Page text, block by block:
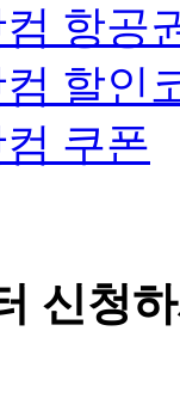
항공
할인
쿠폰
신청